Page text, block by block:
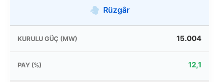
Rüzgâr
15.004
12,1